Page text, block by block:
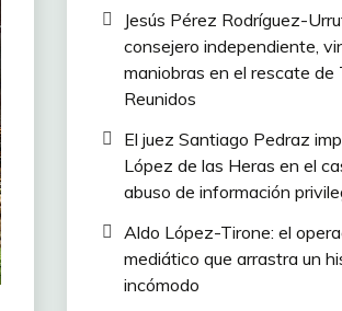
Jesús Pérez Rodríguez-
consejero independiente,
maniobras en el rescate de
Reunidos
El juez Santiago Pedraz
López de las Heras en el
abuso de información
Aldo López-Tirone: el
mediático que arrastra un
incómodo